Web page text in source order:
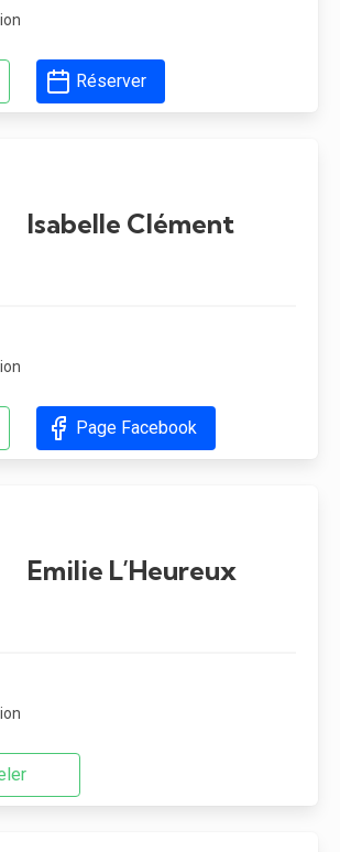
Réserver
Isabelle Clément
Page Facebook
Emilie L’Heureux